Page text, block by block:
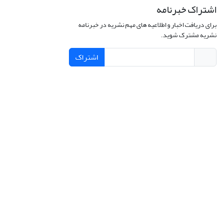
اشتراک خبرنامه
برای دریافت اخبار و اطلاعیه های مهم نشریه در خبرنامه
نشریه مشترک شوید.
اشتراک